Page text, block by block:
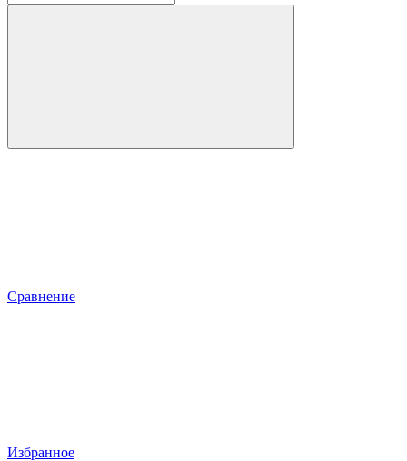
Сравнение
Избранное